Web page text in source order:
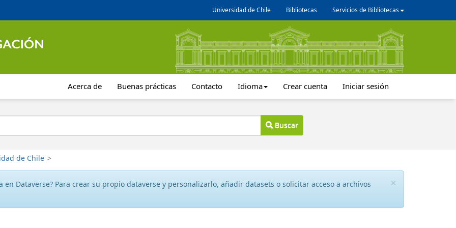
Universidad de Chile Bibliotecas Servicios de Bibliotecas
Acerca de Buenas prácticas Contacto Idioma Crear cuenta Iniciar sesión
Buscar
de Chile >
×
en Dataverse? Para crear su propio dataverse y personalizarlo, añadir datasets o solicitar acceso a archivos